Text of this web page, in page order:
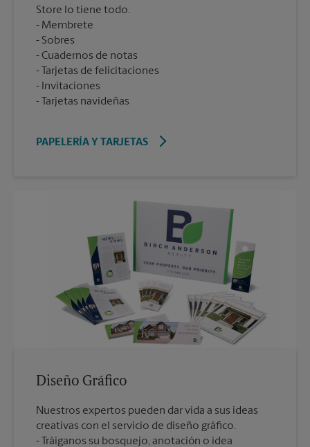
Store lo tiene todo.
Membrete
Sobres
Cuadernos de notas
Tarjetas de felicitaciones
Invitaciones
Tarjetas navideñas
PAPELERÍA Y TARJETAS
Diseño Gráfico
Nuestros expertos pueden dar vida a sus ideas
creativas con el servicio de diseño gráfico.
Tráiganos su bosquejo, anotación o idea